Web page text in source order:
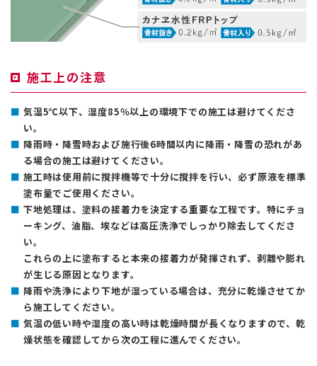
施工上の注意
気温5℃以下、湿度85％以上の環境下での施工は避けてくださ
い。
降雨時・降雪時および施行後6時間以内に降雨・降雪の恐れがあ
る場合の施工は避けてください。
施工時は使用前に撹拌機等で十分に撹拌を行い、必ず原液を標準
塗布量でご使用ください。
下地処理は、塗料の接着力を決定する重要な工程です。特にチョ
ーキング、油脂、埃などは高圧洗浄でしっかり除去してくださ
い。
これらの上に塗布すると本来の接着力が発揮されず、剥離や膨れ
が生じる原因となります。
降雨や洗浄により下地が湿っている場合は、充分に乾燥させてか
ら施工してください。
気温の低い時や湿度の高い時は乾燥時間が長くなりますので、乾
燥状態を確認してから次の工程に進んでください。